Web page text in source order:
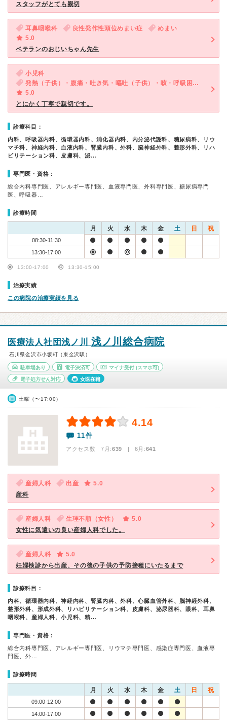
スタッフがとても親切
耳鼻咽喉科 良性発作性頭位めまい症
めまい
5.0
ベテランのおじいちゃん先生
小児科
発熱（子供）・腹痛・吐き気・嘔吐（子供）・咳・呼吸困難（子供）・下痢（子供）
5.0
とにかく丁寧で親切です。
診療科目：
内科、呼吸器内科、循環器内科、消化器内科、内分泌代謝科、糖尿病科、リウ
マチ科、神経内科、血液内科、腎臓内科、外科、脳神経外科、整形外科、リハ
ビリテーション科、皮膚科、泌…
専門医・資格：
総合内科専門医、アレルギー専門医、血液専門医、外科専門医、糖尿病専門
医、呼吸器…
診療時間
月 火 水 木 金 土 日 祝
08:30-11:30
13:30-17:00
13:00-17:00 13:30-15:00
治療実績
この病院の治療実績を見る
医療法人社団浅ノ川 浅ノ川総合病院
石川県金沢市小坂町（東金沢駅）
駐車場あり 電子決済可 マイナ受付 (スマホ可)
電子処方せん対応 女医在籍
土曜（〜17:00）
4.14
11件
アクセス数 7月:639 | 6月:641
産婦人科 出産
5.0
産科
産婦人科 生理不順（女性）
5.0
女性に気遣いの良い産婦人科でした。
産婦人科
5.0
妊婦検診から出産、その後の子供の予防接種にいたるまで
診療科目：
内科、循環器内科、神経内科、腎臓内科、外科、心臓血管外科、脳神経外科、
整形外科、形成外科、リハビリテーション科、皮膚科、泌尿器科、眼科、耳鼻
咽喉科、産婦人科、小児科、精…
専門医・資格：
総合内科専門医、アレルギー専門医、リウマチ専門医、感染症専門医、血液専
門医、外…
診療時間
月 火 水 木 金 土 日 祝
09:00-12:00
14:00-17:00